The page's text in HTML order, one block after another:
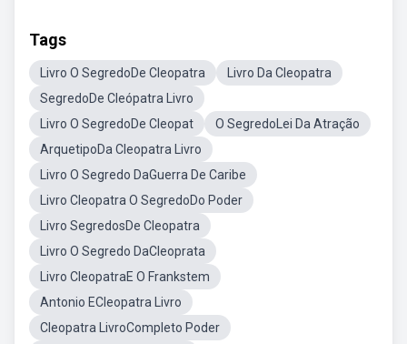
Tags
Livro O SegredoDe Cleopatra
Livro Da Cleopatra
SegredoDe Cleópatra Livro
Livro O SegredoDe Cleopat
O SegredoLei Da Atração
ArquetipoDa Cleopatra Livro
Livro O Segredo DaGuerra De Caribe
Livro Cleopatra O SegredoDo Poder
Livro SegredosDe Cleopatra
Livro O Segredo DaCleoprata
Livro CleopatraE O Frankstem
Antonio ECleopatra Livro
Cleopatra LivroCompleto Poder